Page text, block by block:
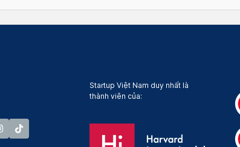
Startup Việt Nam duy nhất là
thành viên của: